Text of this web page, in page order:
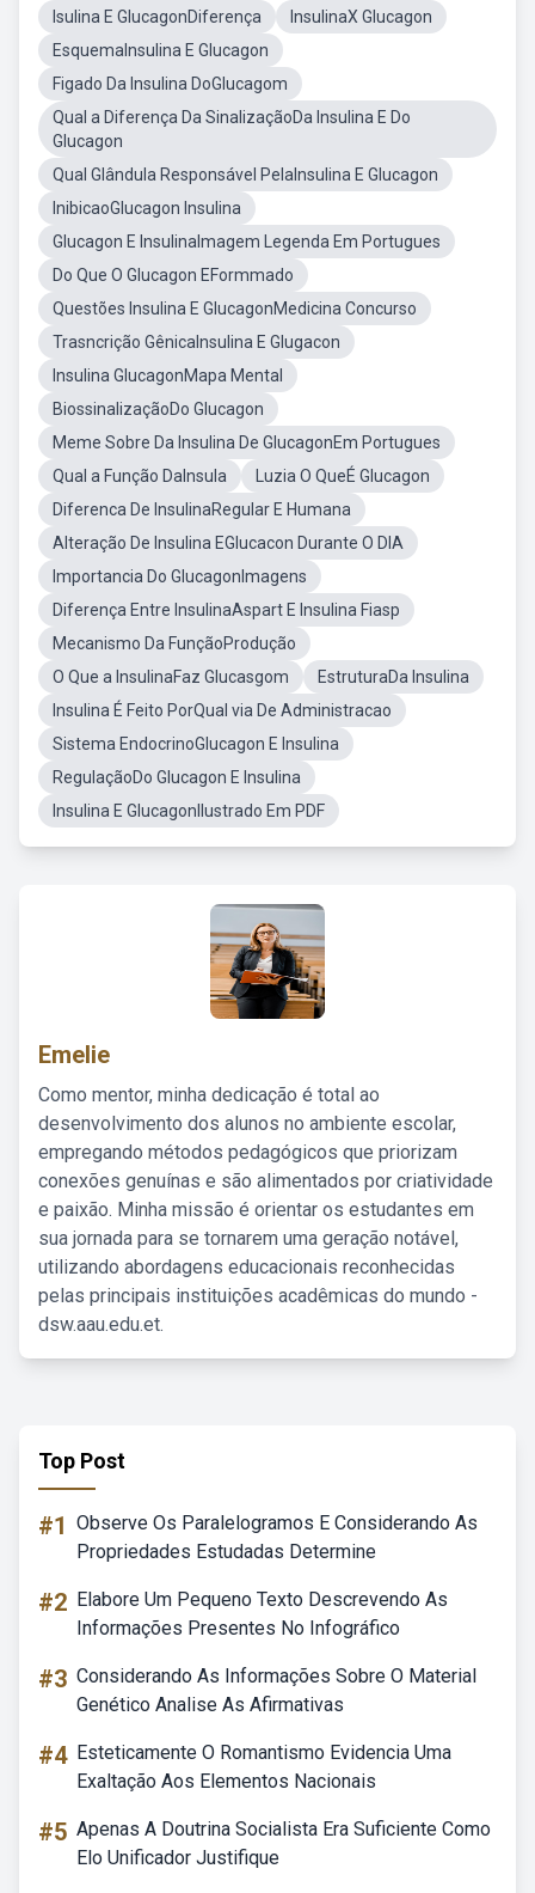
Isulina E GlucagonDiferença
InsulinaX Glucagon
EsquemaInsulina E Glucagon
Figado Da Insulina DoGlucagom
Qual a Diferença Da SinalizaçãoDa Insulina E Do
Glucagon
Qual Glândula Responsável PelaInsulina E Glucagon
InibicaoGlucagon Insulina
Glucagon E InsulinaImagem Legenda Em Portugues
Do Que O Glucagon EFormmado
Questões Insulina E GlucagonMedicina Concurso
Trasncrição GênicaInsulina E Glugacon
Insulina GlucagonMapa Mental
BiossinalizaçãoDo Glucagon
Meme Sobre Da Insulina De GlucagonEm Portugues
Qual a Função DaInsula
Luzia O QueÉ Glucagon
Diferenca De InsulinaRegular E Humana
Alteração De Insulina EGlucacon Durante O DIA
Importancia Do GlucagonImagens
Diferença Entre InsulinaAspart E Insulina Fiasp
Mecanismo Da FunçãoProdução
O Que a InsulinaFaz Glucasgom
EstruturaDa Insulina
Insulina É Feito PorQual via De Administracao
Sistema EndocrinoGlucagon E Insulina
RegulaçãoDo Glucagon E Insulina
Insulina E GlucagonIlustrado Em PDF
Emelie
Como mentor, minha dedicação é total ao
desenvolvimento dos alunos no ambiente escolar,
empregando métodos pedagógicos que priorizam
conexões genuínas e são alimentados por criatividade
e paixão. Minha missão é orientar os estudantes em
sua jornada para se tornarem uma geração notável,
utilizando abordagens educacionais reconhecidas
pelas principais instituições acadêmicas do mundo -
dsw.aau.edu.et.
Top Post
#1 Observe Os Paralelogramos E Considerando As
Propriedades Estudadas Determine
#2 Elabore Um Pequeno Texto Descrevendo As
Informações Presentes No Infográfico
#3 Considerando As Informações Sobre O Material
Genético Analise As Afirmativas
#4 Esteticamente O Romantismo Evidencia Uma
Exaltação Aos Elementos Nacionais
#5 Apenas A Doutrina Socialista Era Suficiente Como
Elo Unificador Justifique